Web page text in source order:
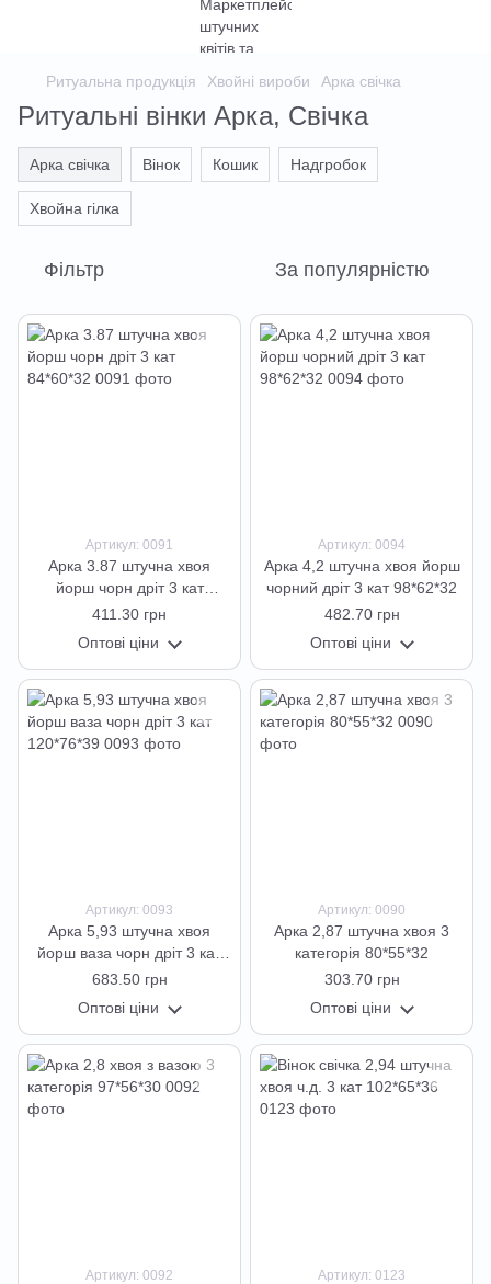
Ритуальна продукція Хвойні вироби Арка свічка
Ритуальні вінки Арка, Свічка
Арка свічка Вінок Кошик Надгробок
Хвойна гілка
Фільтр За популярністю
Артикул: 0091
Арка 3.87 штучна хвоя
йорш чорн дріт 3 кат
84*60*32
411.30 грн
Оптові ціни
Артикул: 0094
Арка 4,2 штучна хвоя йорш
чорний дріт 3 кат 98*62*32
482.70 грн
Оптові ціни
Артикул: 0093
Арка 5,93 штучна хвоя
йорш ваза чорн дріт 3 кат
120*76*39
683.50 грн
Оптові ціни
Артикул: 0090
Арка 2,87 штучна хвоя 3
категорія 80*55*32
303.70 грн
Оптові ціни
Артикул: 0092 Артикул: 0123